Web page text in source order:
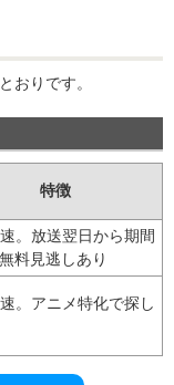
おりです。
特徴
。放送翌日から期間
料見逃しあり
。アニメ特化で探し